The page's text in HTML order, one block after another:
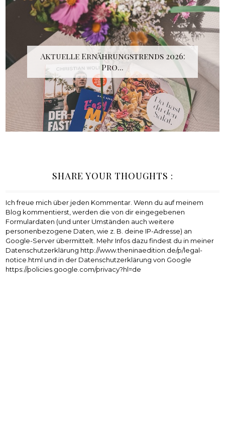
Aktuelle Ernährungstrends 2026:
Pro...
SHARE YOUR THOUGHTS :
Ich freue mich über jeden Kommentar. Wenn du auf meinem
Blog kommentierst, werden die von dir eingegebenen
Formulardaten (und unter Umständen auch weitere
personenbezogene Daten, wie z. B. deine IP-Adresse) an
Google-Server übermittelt. Mehr Infos dazu findest du in meiner
Datenschutzerklärung http://www.theninaedition.de/p/legal-
notice.html und in der Datenschutzerklärung von Google
https://policies.google.com/privacy?hl=de